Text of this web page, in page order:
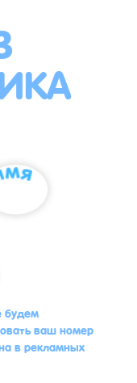
ваш номер
в рекламных